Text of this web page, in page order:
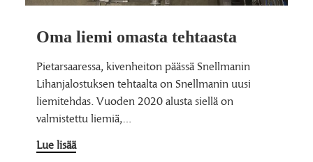
Oma liemi omasta tehtaasta
Pietarsaaressa, kivenheiton päässä Snellmanin
Lihanjalostuksen tehtaalta on Snellmanin uusi
liemitehdas. Vuoden 2020 alusta siellä on
valmistettu liemiä,…
Lue lisää